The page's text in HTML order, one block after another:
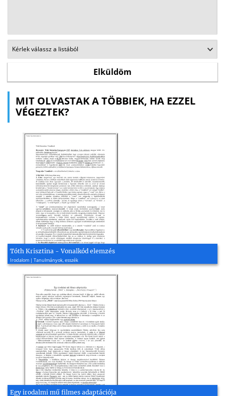
MIT OLVASTAK A TÖBBIEK, HA EZZEL
VÉGEZTEK?
Tóth Krisztina - Vonalkód elemzés
Irodalom | Tanulmányok, esszék
Egy irodalmi mű filmes adaptációja